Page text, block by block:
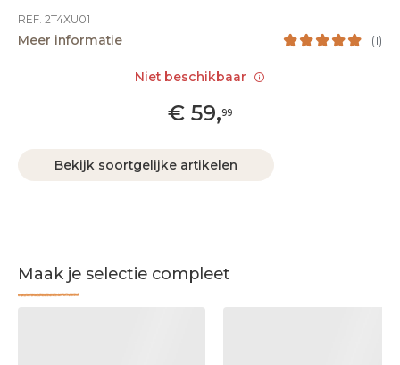
REF. 2T4XU01
Meer informatie (1)
€ 59,99
Bekijk soortgelijke artikelen
Maak je selectie compleet